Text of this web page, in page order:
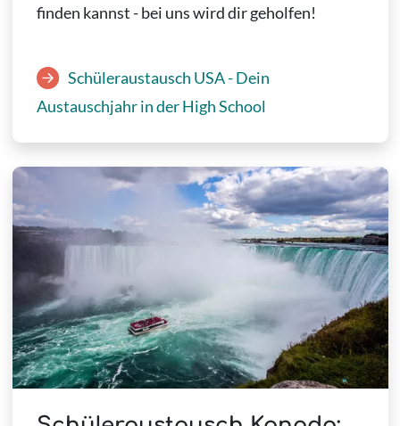
finden kannst - bei uns wird dir geholfen!
Schüleraustausch USA - Dein
Austauschjahr in der High School